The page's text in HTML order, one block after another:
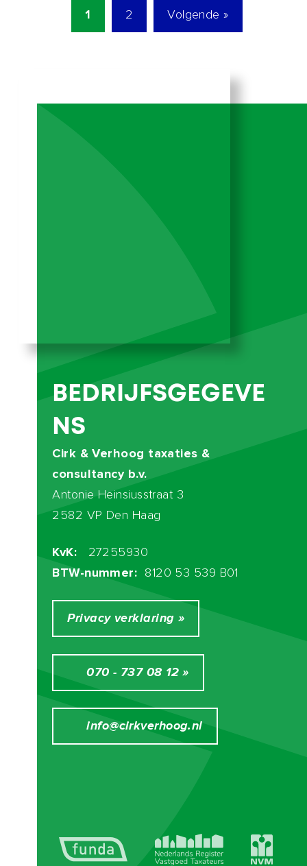
1 2 Volgende »
BEDRIJFSGEGEVE
NS
Cirk & Verhoog taxaties &
consultancy b.v.
Antonie Heinsiusstraat 3
2582 VP Den Haag
KvK: 27255930
BTW-nummer: 8120 53 539 B01
Privacy verklaring »
070 - 737 08 12 »
info@cirkverhoog.nl